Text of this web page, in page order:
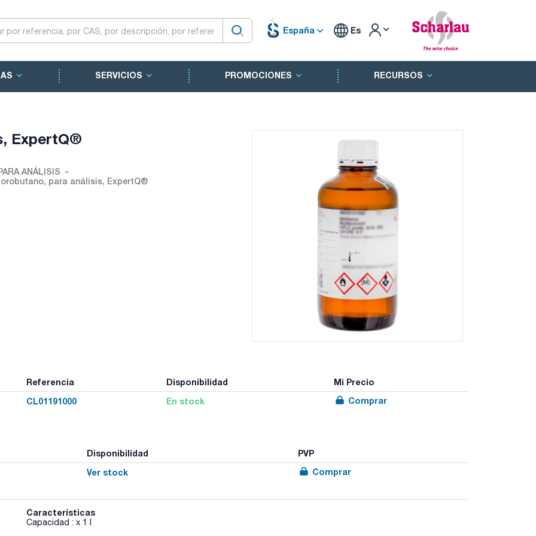
España Es
SERVICIOS PROMOCIONES RECURSOS
ExpertQ®
ANÁLISIS
para análisis, ExpertQ®
Referencia Disponibilidad
Mi Precio
CL01191000
En stock Comprar
Disponibilidad
PVP
Ver stock
Comprar
Características
Capacidad : x 1 l